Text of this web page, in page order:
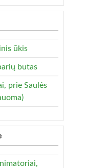
ūkis
butas
prie Saulės